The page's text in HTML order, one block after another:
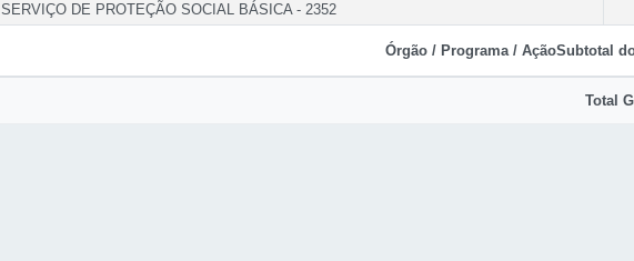
Total
SERVIÇO DE PROTEÇÃO SOCIAL BÁSICA - 2352
Órgão / Programa / AçãoSubtotal